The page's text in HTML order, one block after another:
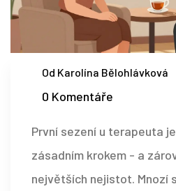
Od Karolína Bělohlávková
0 Komentáře
První sezení u terapeuta
zásadním krokem - a
největších nejistot. Mnozí